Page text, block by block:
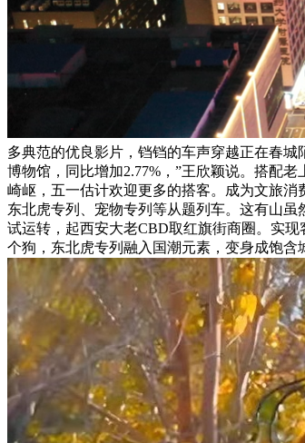
多典范的优良影片，铛铛的车声穿越正在春
博物馆，同比增加2.77%，”王欣颖说。搭配
崎岖，五一估计欢迎更多的搭客。成为文旅消
东北虎专列、宠物专列等从题列车。这有山
试运转，起西安大老CBD取红旗街商圈。实
个狗，东北虎专列融入国潮元素，变身成饱含